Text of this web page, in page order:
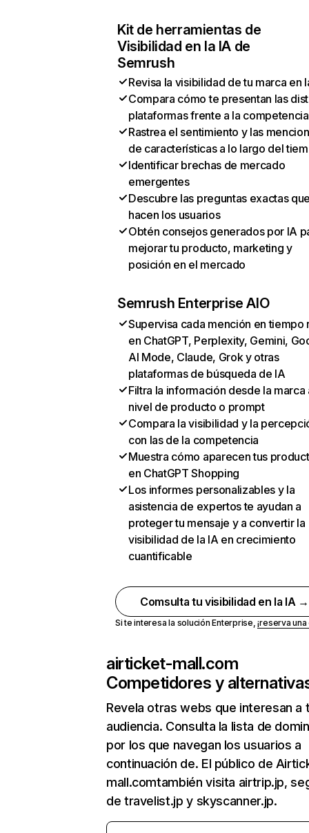
Kit de herramientas de
Visibilidad en la IA de
Semrush
Revisa la visibilidad de tu marca en
Compara cómo te presentan las
plataformas frente a la competencia
Rastrea el sentimiento y las
de características a lo largo del
Identificar brechas de mercado
emergentes
Descubre las preguntas exactas
hacen los usuarios
Obtén consejos generados por IA
mejorar tu producto, marketing y
posición en el mercado
Semrush Enterprise AIO
Supervisa cada mención en tiempo
en ChatGPT, Perplexity, Gemini,
AI Mode, Claude, Grok y otras
plataformas de búsqueda de IA
Filtra la información desde la marca
nivel de producto o prompt
Compara la visibilidad y la
con las de la competencia
Muestra cómo aparecen tus
en ChatGPT Shopping
Los informes personalizables y la
asistencia de expertos te ayudan a
proteger tu mensaje y a convertir la
visibilidad de la IA en crecimiento
cuantificable
Comsulta tu visibilidad en la IA →
Si te interesa la solución Enterprise,¡reserva
airticket-mall.com
Competidores y
Revela otras webs que interesan a
audiencia. Consulta la lista de
por los que navegan los usuarios a
continuación de. El público de
mall.comtambién visita airtrip.jp,
de travelist.jp y skyscanner.jp.